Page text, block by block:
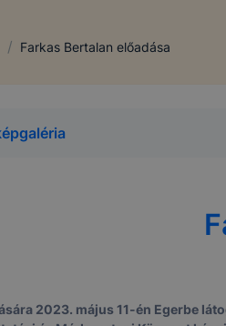
/ Farkas Bertalan előadása
2023. május 11-én Egerbe